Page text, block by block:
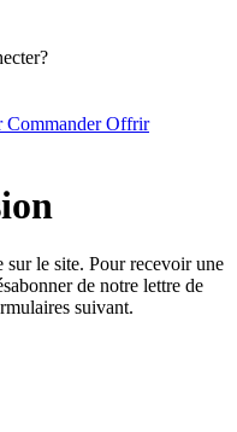
CommanderOffrir
sur le site. Pour recevoir une
de notre lettre de
suivant.